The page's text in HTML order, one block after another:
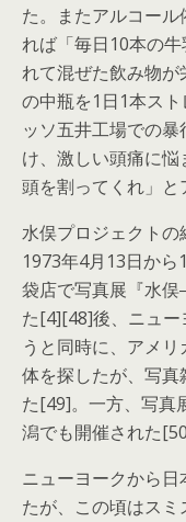
た。またアルコー
れば「毎日10本の
れて混ぜた飲み物
の中瓶を1日1本ス
ッソ五井工場での
け、激しい頭痛に
頭を割ってくれ」と
水俣プロジェクトの
1973年4月13日か
袋店で写真展『水
た[4][48]後、ニュー
うと同時に、アメ
体を探したが、写
た[49]。一方、写真
潟でも開催された
ニューヨークから
たが、この頃はス